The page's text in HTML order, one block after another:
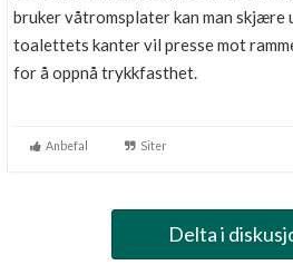
bruker våtromsplater kan man
toalettets kanter vil presse mot
for å oppnå trykkfasthet.
Anbefal Siter
Delta i